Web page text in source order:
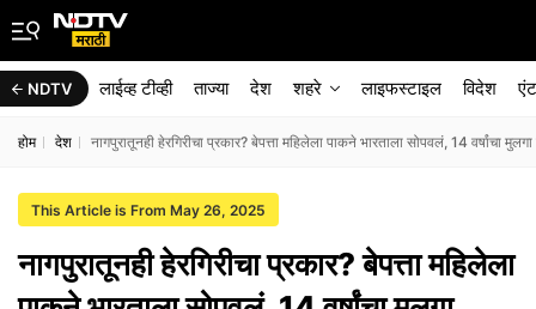
NDTV लाईव्ह टीव्ही ताज्या देश शहरे लाइफस्टाइल विदेश
होम देश नागपुरातूनही हेरगिरीचा प्रकार? बेपत्ता महिलेला पाकने भारताला सोपवलं, 14 वर्षांचा
This Article is From May 26, 2025
नागपुरातूनही हेरगिरीचा प्रकार? बेपत्ता महिलेला